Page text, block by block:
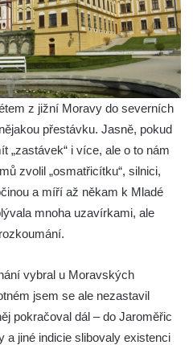
z jižní Moravy do severních
přestávku. Jasně, pokud
„zastávek“ i více, ale o to nám
zvolil „osmatřicítku“, silnici,
a míří až někam k Mladé
mnoha uzavírkami, ale
vybral u Moravských
jsem se ale nezastavil
pokračoval dál – do Jaroměřic
a jiné indicie slibovaly existenci